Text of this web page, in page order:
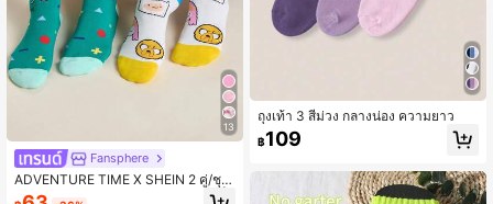
13
Fansphere
ADVENTURE TIME X SHEIN 2 คู่/ชุด
ถุงเท้าท่อลายการ์ตูนสำหรับผู้หญิง, แพ็
ถุงเท้า 3 สีม่วง กลางน่อง ความยาว
฿109